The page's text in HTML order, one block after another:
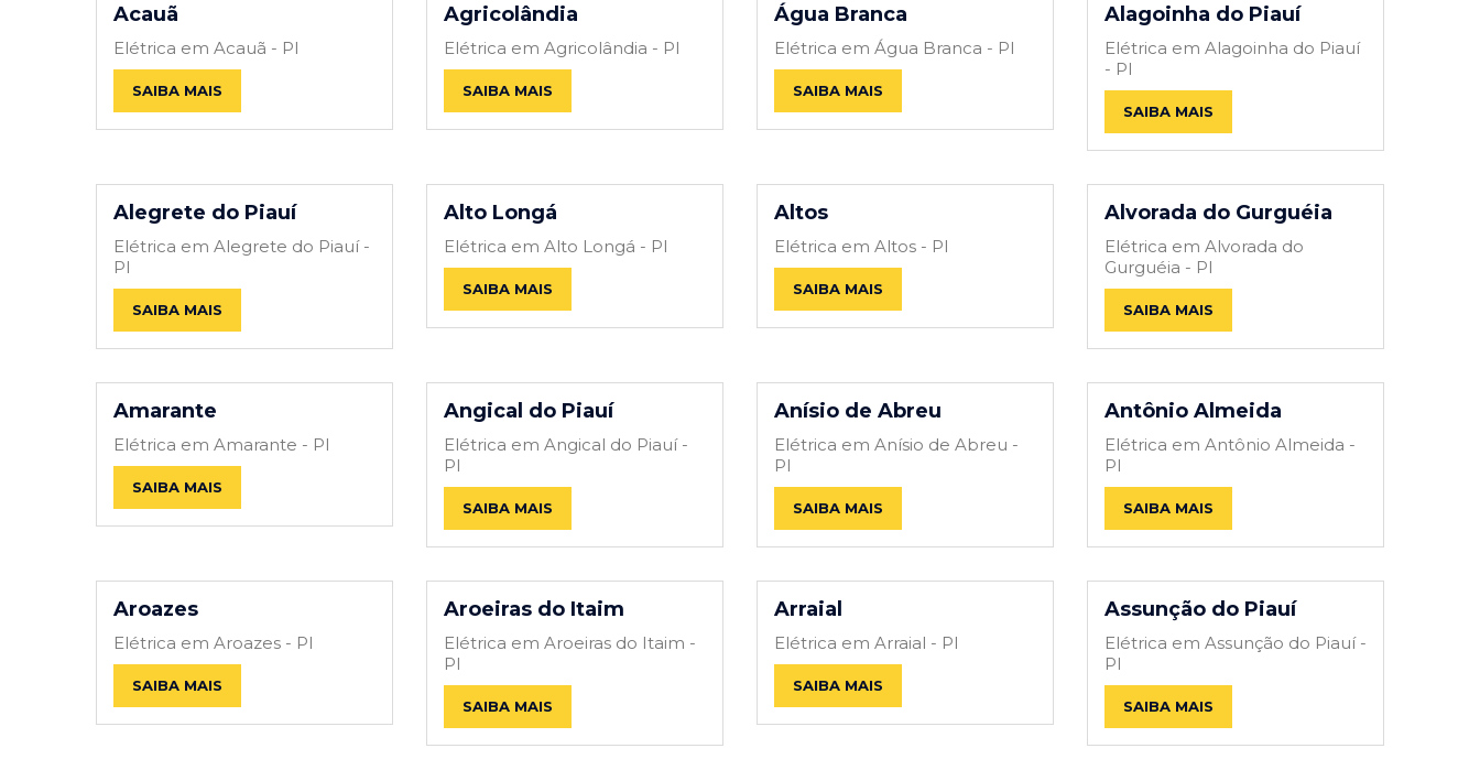
Acauã
Elétrica em Acauã - PI
SAIBA MAIS
Agricolândia
Elétrica em Agricolândia - PI
SAIBA MAIS
Água Branca
Elétrica em Água Branca - PI
SAIBA MAIS
Alagoinha do Piauí
Elétrica em Alagoinha do Piauí
- PI
SAIBA MAIS
Alegrete do Piauí
Elétrica em Alegrete do Piauí -
PI
SAIBA MAIS
Alto Longá
Elétrica em Alto Longá - PI
SAIBA MAIS
Altos
Elétrica em Altos - PI
SAIBA MAIS
Alvorada do Gurguéia
Elétrica em Alvorada do
Gurguéia - PI
SAIBA MAIS
Amarante
Elétrica em Amarante - PI
SAIBA MAIS
Angical do Piauí
Elétrica em Angical do Piauí -
PI
SAIBA MAIS
Anísio de Abreu
Elétrica em Anísio de Abreu -
PI
SAIBA MAIS
Antônio Almeida
Elétrica em Antônio Almeida -
PI
SAIBA MAIS
Aroazes
Elétrica em Aroazes - PI
SAIBA MAIS
Aroeiras do Itaim
Elétrica em Aroeiras do Itaim -
PI
SAIBA MAIS
Arraial
Elétrica em Arraial - PI
SAIBA MAIS
Assunção do Piauí
Elétrica em Assunção do Piauí -
PI
SAIBA MAIS